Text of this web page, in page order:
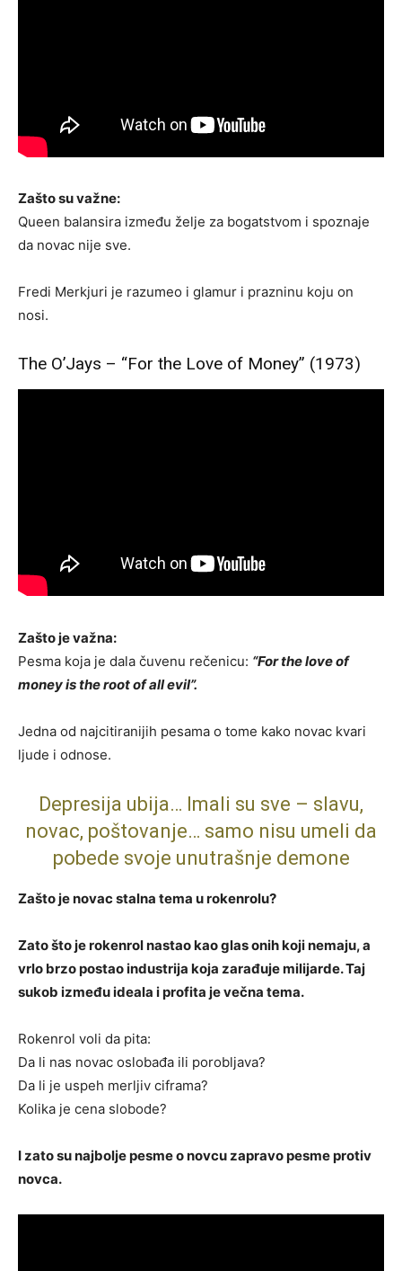
Zašto su važne:
Queen balansira između želje za bogatstvom i spoznaje
da novac nije sve.
Fredi Merkjuri je razumeo i glamur i prazninu koju on
nosi.
The O’Jays – “For the Love of Money” (1973)
Zašto je važna:
Pesma koja je dala čuvenu rečenicu: “For the love of
money is the root of all evil”.
Jedna od najcitiranijih pesama o tome kako novac kvari
ljude i odnose.
Depresija ubija… Imali su sve – slavu,
novac, poštovanje… samo nisu umeli da
pobede svoje unutrašnje demone
Zašto je novac stalna tema u rokenrolu?
Zato što je rokenrol nastao kao glas onih koji nemaju, a
vrlo brzo postao industrija koja zarađuje milijarde. Taj
sukob između ideala i profita je večna tema.
Rokenrol voli da pita:
Da li nas novac oslobađa ili porobljava?
Da li je uspeh merljiv ciframa?
Kolika je cena slobode?
I zato su najbolje pesme o novcu zapravo pesme protiv
novca.